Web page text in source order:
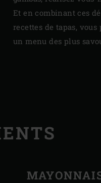
Et en combinant ces
recettes de tapas,
un menu des plus